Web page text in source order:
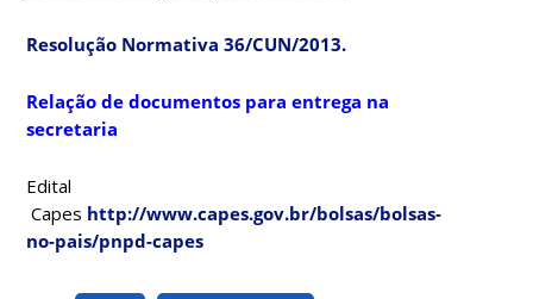
Resolução Normativa 36/CUN/2013.
Relação de documentos para entrega na
secretaria
Edital
Capes http://www.capes.gov.br/bolsas/bolsas-
no-pais/pnpd-capes